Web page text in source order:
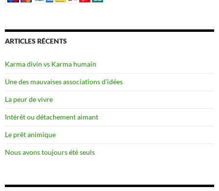
ARTICLES RÉCENTS
Karma divin vs Karma humain
Une des mauvaises associations d’idées
La peur de vivre
Intérêt ou détachement aimant
Le prêt animique
Nous avons toujours été seuls